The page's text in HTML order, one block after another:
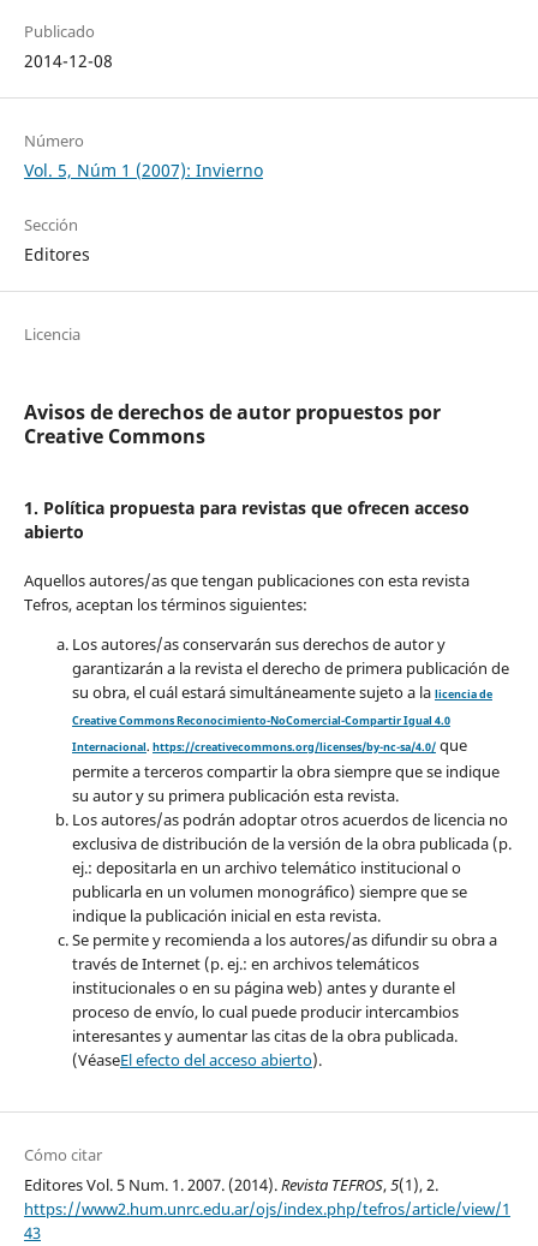
Publicado
2014-12-08
Número
Vol. 5, Núm 1 (2007): Invierno
Sección
Editores
Licencia
Avisos de derechos de autor propuestos por
Creative Commons
1. Política propuesta para revistas que ofrecen acceso
abierto
Aquellos autores/as que tengan publicaciones con esta revista
Tefros, aceptan los términos siguientes:
Los autores/as conservarán sus derechos de autor y
garantizarán a la revista el derecho de primera publicación de
su obra, el cuál estará simultáneamente sujeto a la licencia de
Creative Commons Reconocimiento-NoComercial-Compartir Igual 4.0
Internacional. https://creativecommons.org/licenses/by-nc-sa/4.0/que
permite a terceros compartir la obra siempre que se indique
su autor y su primera publicación esta revista.
Los autores/as podrán adoptar otros acuerdos de licencia no
exclusiva de distribución de la versión de la obra publicada (p.
ej.: depositarla en un archivo telemático institucional o
publicarla en un volumen monográfico) siempre que se
indique la publicación inicial en esta revista.
Se permite y recomienda a los autores/as difundir su obra a
través de Internet (p. ej.: en archivos telemáticos
institucionales o en su página web) antes y durante el
proceso de envío, lo cual puede producir intercambios
interesantes y aumentar las citas de la obra publicada.
(VéaseEl efecto del acceso abierto).
Cómo citar
Editores Vol. 5 Num. 1. 2007. (2014).Revista TEFROS,5(1), 2.
https://www2.hum.unrc.edu.ar/ojs/index.php/tefros/article/view/1
43